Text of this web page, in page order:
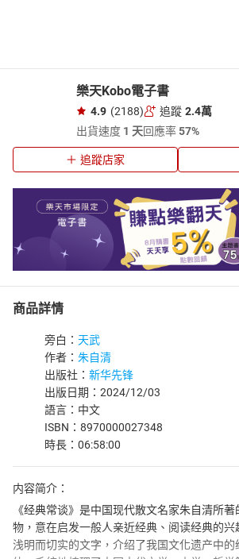
樂天Kobo電子書
4.9 (2188) 追蹤 2.4萬
出貨速度 1 天回應率57%
追蹤店家
商品詳情
旁白： 天武
作者： 朱自清
出版社： 新华先锋
出版日期：2024/12/03
語言：中文
ISBN：8970000027348
時長：06:58:00
内容简介：
《经典常谈》是中国现代散文名家朱自清所
物，意在启发一般人亲近经典、阅读经典的兴
浅明而切实的文字，介绍了我国文化遗产中